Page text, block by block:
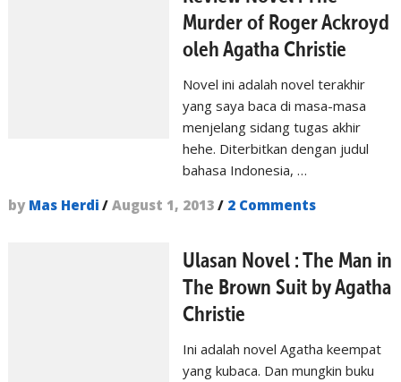
Murder of Roger Ackroyd
oleh Agatha Christie
Novel ini adalah novel terakhir
yang saya baca di masa-masa
menjelang sidang tugas akhir
hehe. Diterbitkan dengan judul
bahasa Indonesia, …
by Mas Herdi / August 1, 2013 / 2 Comments
Ulasan Novel : The Man in
The Brown Suit by Agatha
Christie
Ini adalah novel Agatha keempat
yang kubaca. Dan mungkin buku